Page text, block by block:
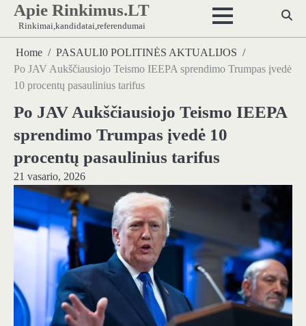
Skip
content
Apie Rinkimus.LT
Rinkimai,kandidatai,referendumai
Home
PASAULI0 POLITINĖS AKTUALIJOS
Po JAV Aukščiausiojo Teismo IEEPA sprendimo Trumpas įvedė
10 procentų pasaulinius tarifus
Po JAV Aukščiausiojo Teismo IEEPA
sprendimo Trumpas įvedė 10
procentų pasaulinius tarifus
21 vasario, 2026